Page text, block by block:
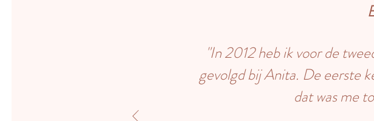
"In 2012 heb ik voor de
gevolgd bij Anita. De eerste
dat was me